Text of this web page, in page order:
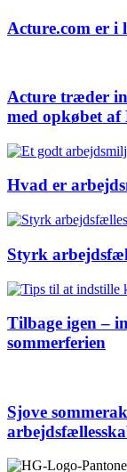
Acture.com er i
Acture træder
med opkøbet
Hvad er
Styrk
Tilbage igen –
sommerferien
Sjove